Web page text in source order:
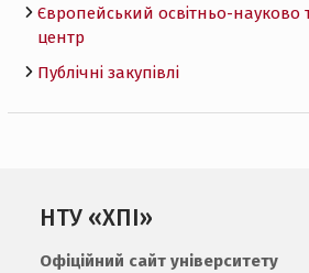
Європейський освітньо-науково
центр
Публічні закупівлі
НТУ «ХПІ»
Офіційний сайт університету